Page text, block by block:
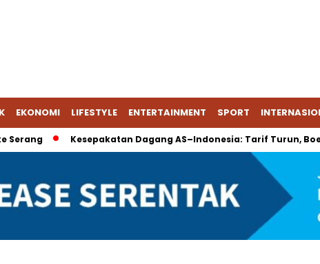
EKONOMI LIFESTYLE ENTERTAINMENT SPORT
Kesepakatan Dagang AS–Indonesia: Tarif Turun,